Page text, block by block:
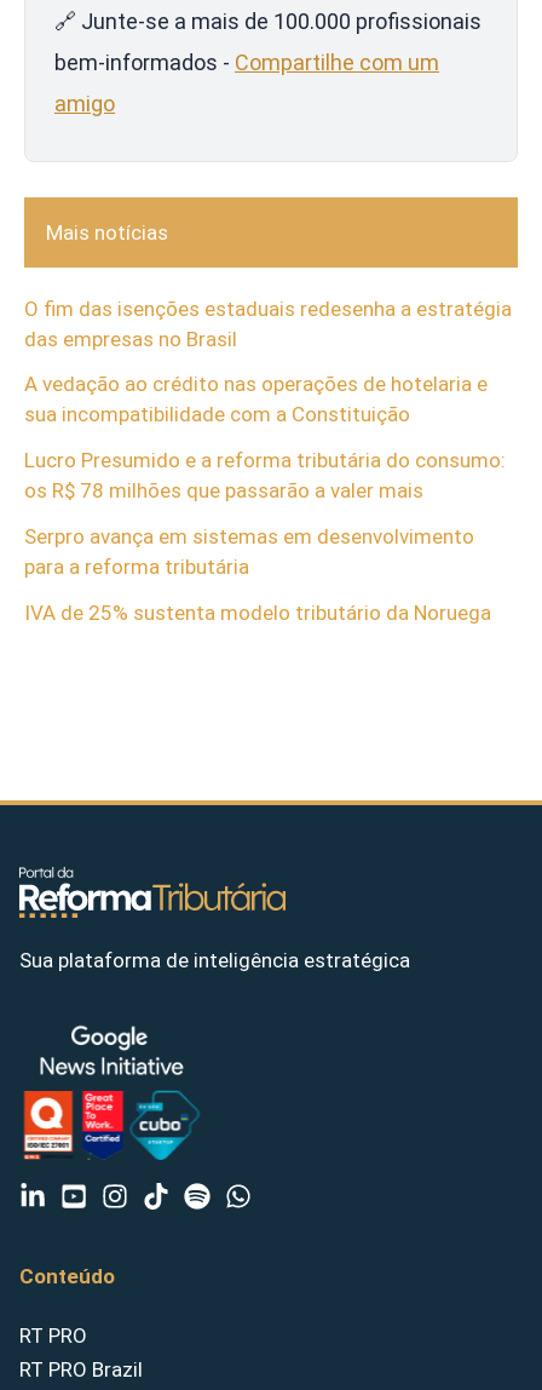
🔗 Junte-se a mais de 100.000 profissionais
bem-informados - Compartilhe com um
amigo
Mais notícias
O fim das isenções estaduais redesenha a estratégia
das empresas no Brasil
A vedação ao crédito nas operações de hotelaria e
sua incompatibilidade com a Constituição
Lucro Presumido e a reforma tributária do consumo:
os R$ 78 milhões que passarão a valer mais
Serpro avança em sistemas em desenvolvimento
para a reforma tributária
IVA de 25% sustenta modelo tributário da Noruega
Sua plataforma de inteligência estratégica
Conteúdo
RT PRO
RT PRO Brazil